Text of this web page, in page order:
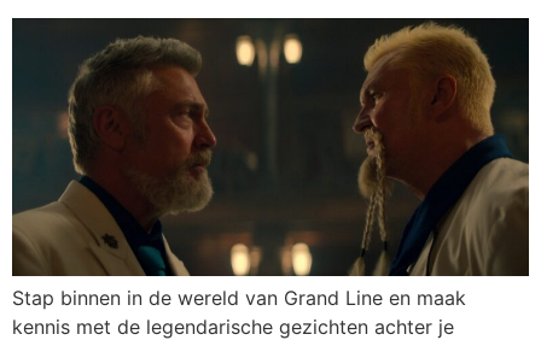
Stap binnen in de wereld van Grand Line en maak
kennis met de legendarische gezichten achter je